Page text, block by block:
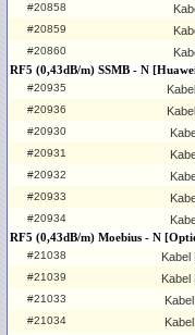
#20858
#20859
#20860
RF5 (0,43dB/m) SSMB - N
#20935
#20936
#20930
#20931
#20932
#20933
#20934
RF5 (0,43dB/m) Moebius - N
#21038 Kabel
#21039 Kabel
#21033
#21034